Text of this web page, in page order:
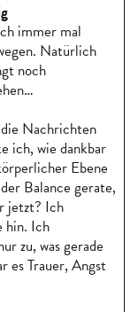
immer mal
Natürlich
noch
Nachrichten
ich, wie dankbar
Ebene
Balance gerate,
jetzt? Ich
hin. Ich
zu, was gerade
es Trauer, Angst